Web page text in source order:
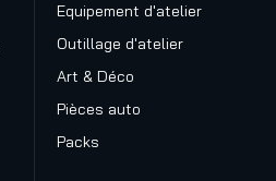
Equipement d'atelier
Outillage d'atelier
Art & Déco
Pièces auto
Packs